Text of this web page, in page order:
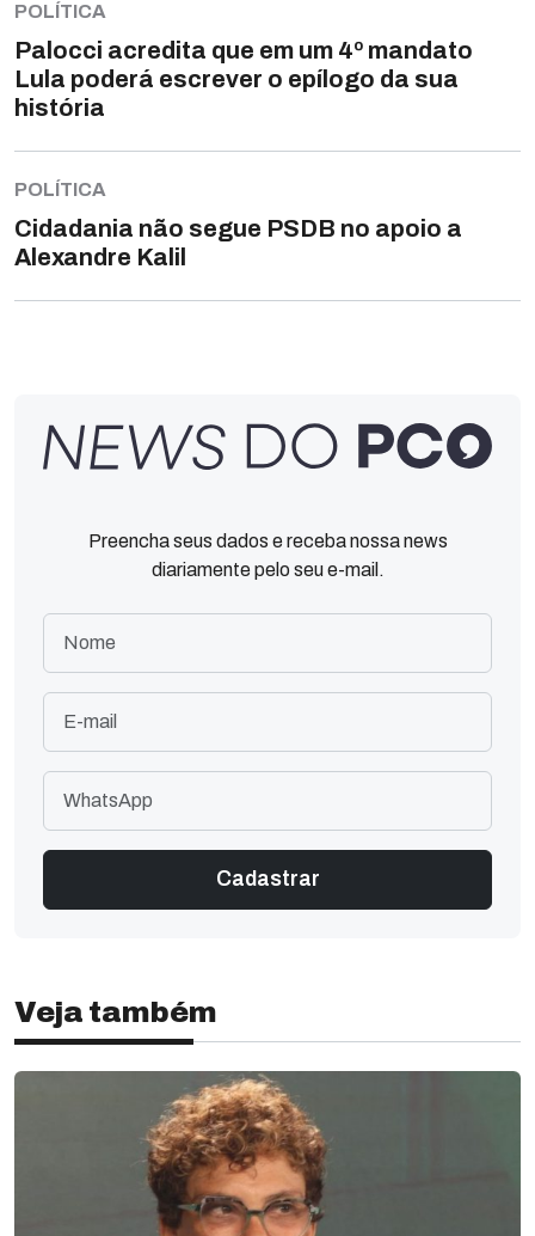
POLÍTICA
Palocci acredita que em um 4º mandato
Lula poderá escrever o epílogo da sua
história
POLÍTICA
Cidadania não segue PSDB no apoio a
Alexandre Kalil
Preencha seus dados e receba nossa news
diariamente pelo seu e-mail.
Veja também